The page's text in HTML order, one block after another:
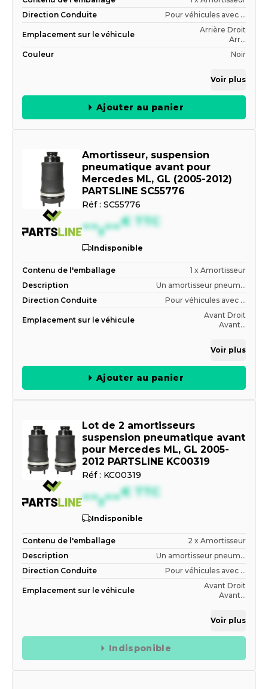
Direction Conduite
Pour véhicules avec ...
Emplacement sur le véhicule
Arrière Droit
Arr...
Couleur
Noir
Voir plus
Ajouter au panier
Amortisseur, suspension
pneumatique avant pour
Mercedes ML, GL (2005-2012)
PARTSLINE SC55776
Réf : SC55776
--,--€ TTC
Indisponible
Contenu de l'emballage
1 x Amortisseur
Description
Un amortisseur pneum...
Direction Conduite
Pour véhicules avec ...
Emplacement sur le véhicule
Avant Droit
Avant...
Voir plus
Ajouter au panier
Lot de 2 amortisseurs
suspension pneumatique avant
pour Mercedes ML, GL 2005-
2012 PARTSLINE KC00319
Réf : KC00319
--,--€ TTC
Indisponible
Contenu de l'emballage
2 x Amortisseur
Description
Un amortisseur pneum...
Direction Conduite
Pour véhicules avec ...
Emplacement sur le véhicule
Avant Droit
Avant...
Voir plus
Indisponible